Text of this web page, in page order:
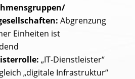
Abgrenzung
Einheiten ist
„IT-Dienstleister“
„digitale Infrastruktur“